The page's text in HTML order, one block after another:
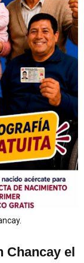
Chancay el